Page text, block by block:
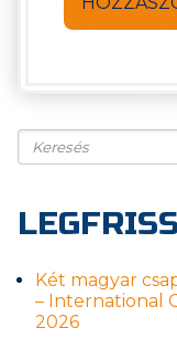
Keresés
Két magyar
– International
2026